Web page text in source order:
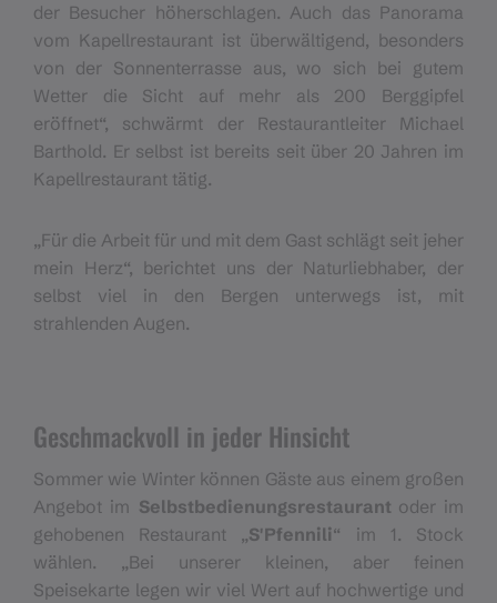
der Besucher höherschlagen. Auch das Panorama
vom Kapellrestaurant ist überwältigend, besonders
von der Sonnenterrasse aus, wo sich bei gutem
Wetter die Sicht auf mehr als 200 Berggipfel
eröffnet“, schwärmt der Restaurantleiter Michael
Barthold. Er selbst ist bereits seit über 20 Jahren im
Kapellrestaurant tätig.
„Für die Arbeit für und mit dem Gast schlägt seit jeher
mein Herz“, berichtet uns der Naturliebhaber, der
selbst viel in den Bergen unterwegs ist, mit
strahlenden Augen.
Geschmackvoll in jeder Hinsicht
Sommer wie Winter können Gäste aus einem großen
Angebot im Selbstbedienungsrestaurant oder im
gehobenen Restaurant „S'Pfennili “ im 1. Stock
wählen. „Bei unserer kleinen, aber feinen
Speisekarte legen wir viel Wert auf hochwertige und